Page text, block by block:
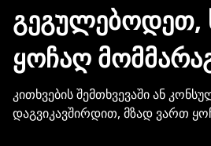
მონაცემების და სხვა
ინფორმაციის გაზიარება.
ᲒᲔᲒᲣᲚᲔᲑᲝᲓᲔᲗ,
ᲧᲝᲩᲐᲦ
კითხვების შემთხვევაში ან
დაგვიკავშირდით, მზად ვართ